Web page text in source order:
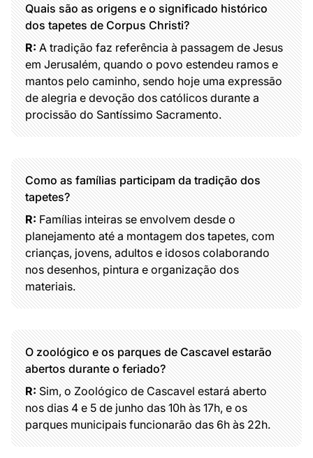
Quais são as origens e o significado histórico
dos tapetes de Corpus Christi?
R:A tradição faz referência à passagem de Jesus
em Jerusalém, quando o povo estendeu ramos e
mantos pelo caminho, sendo hoje uma expressão
de alegria e devoção dos católicos durante a
procissão do Santíssimo Sacramento.
Como as famílias participam da tradição dos
tapetes?
R:Famílias inteiras se envolvem desde o
planejamento até a montagem dos tapetes, com
crianças, jovens, adultos e idosos colaborando
nos desenhos, pintura e organização dos
materiais.
O zoológico e os parques de Cascavel estarão
abertos durante o feriado?
R:Sim, o Zoológico de Cascavel estará aberto
nos dias 4 e 5 de junho das 10h às 17h, e os
parques municipais funcionarão das 6h às 22h.